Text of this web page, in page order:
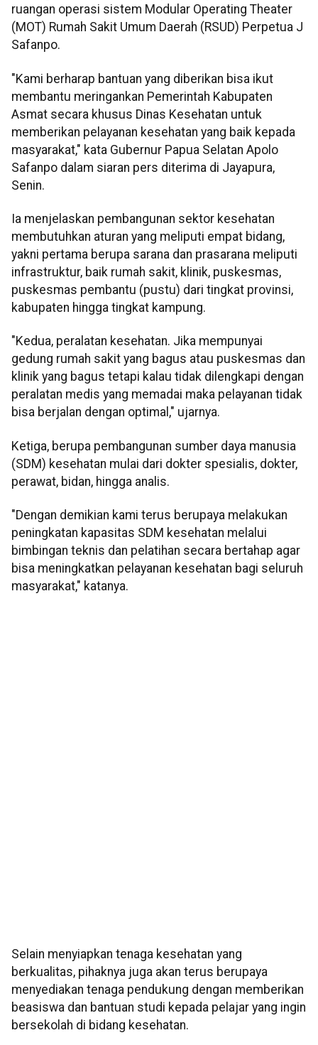
ruangan operasi sistem Modular Operating Theater
(MOT) Rumah Sakit Umum Daerah (RSUD) Perpetua J
Safanpo.
"Kami berharap bantuan yang diberikan bisa ikut
membantu meringankan Pemerintah Kabupaten
Asmat secara khusus Dinas Kesehatan untuk
memberikan pelayanan kesehatan yang baik kepada
masyarakat," kata Gubernur Papua Selatan Apolo
Safanpo dalam siaran pers diterima di Jayapura,
Senin.
Ia menjelaskan pembangunan sektor kesehatan
membutuhkan aturan yang meliputi empat bidang,
yakni pertama berupa sarana dan prasarana meliputi
infrastruktur, baik rumah sakit, klinik, puskesmas,
puskesmas pembantu (pustu) dari tingkat provinsi,
kabupaten hingga tingkat kampung.
"Kedua, peralatan kesehatan. Jika mempunyai
gedung rumah sakit yang bagus atau puskesmas dan
klinik yang bagus tetapi kalau tidak dilengkapi dengan
peralatan medis yang memadai maka pelayanan tidak
bisa berjalan dengan optimal," ujarnya.
Ketiga, berupa pembangunan sumber daya manusia
(SDM) kesehatan mulai dari dokter spesialis, dokter,
perawat, bidan, hingga analis.
"Dengan demikian kami terus berupaya melakukan
peningkatan kapasitas SDM kesehatan melalui
bimbingan teknis dan pelatihan secara bertahap agar
bisa meningkatkan pelayanan kesehatan bagi seluruh
masyarakat," katanya.
Selain menyiapkan tenaga kesehatan yang
berkualitas, pihaknya juga akan terus berupaya
menyediakan tenaga pendukung dengan memberikan
beasiswa dan bantuan studi kepada pelajar yang ingin
bersekolah di bidang kesehatan.